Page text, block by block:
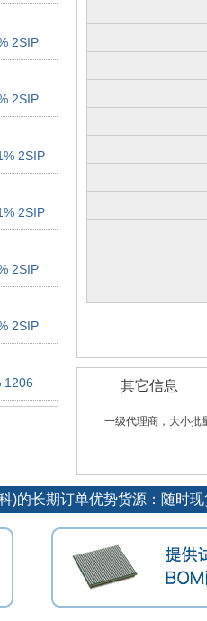
2SIP
2SIP
2SIP
2SIP
2SIP
2SIP
1206
其它信息
一级代理商，大小批
)的长期订单优势货源：随时